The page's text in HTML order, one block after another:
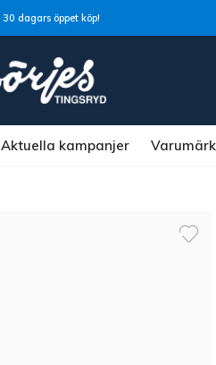
30 dagars öppet köp!
Aktuella kampanjer